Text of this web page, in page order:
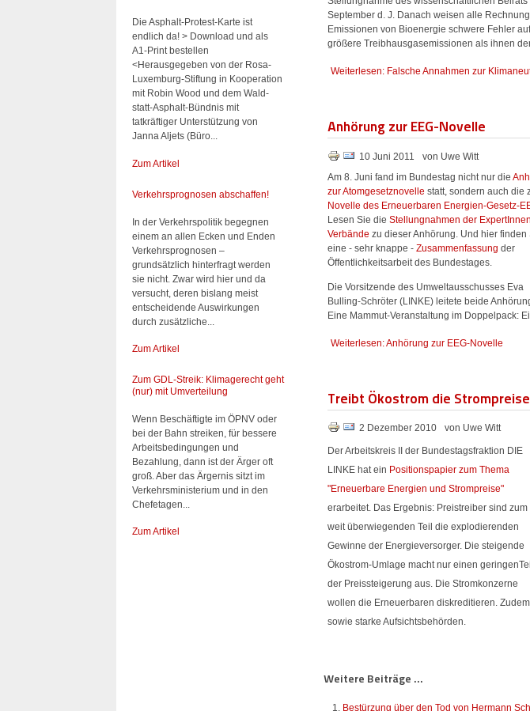
Die Asphalt-Protest-Karte ist
endlich da! > Download und als
A1-Print bestellen
<Herausgegeben von der Rosa-
Luxemburg-Stiftung in Kooperation
mit Robin Wood und dem Wald-
statt-Asphalt-Bündnis mit
tatkräftiger Unterstützung von
Janna Aljets (Büro...
Zum Artikel
Verkehrsprognosen abschaffen!
In der Verkehrspolitik begegnen
einem an allen Ecken und Enden
Verkehrsprognosen –
grundsätzlich hinterfragt werden
sie nicht. Zwar wird hier und da
versucht, deren bislang meist
entscheidende Auswirkungen
durch zusätzliche...
Zum Artikel
Zum GDL-Streik: Klimagerecht geht
(nur) mit Umverteilung
Wenn Beschäftigte im ÖPNV oder
bei der Bahn streiken, für bessere
Arbeitsbedingungen und
Bezahlung, dann ist der Ärger oft
groß. Aber das Ärgernis sitzt im
Verkehrsministerium und in den
Chefetagen...
Zum Artikel
September d. J. Danach weisen alle
Emissionen von Bioenergie schwere Fehler
größere Treibhausgasemissionen als ihnen
Weiterlesen: Falsche Annahmen zur
Anhörung zur EEG-Novelle
10 Juni 2011
von Uwe Witt
Am 8. Juni fand im Bundestag nicht nur die
zur Atomgesetznovelle statt, sondern auch die
Novelle des Erneuerbaren Energien-Gesetz-
Lesen Sie dieStellungnahmen der
Verbände zu dieser Anhörung. Und hier finden
eine - sehr knappe -Zusammenfassungder
Öffentlichkeitsarbeit des Bundestages.
Die Vorsitzende des Umweltausschusses Eva
Bulling-Schröter (LINKE) leitete beide
Eine Mammut-Veranstaltung im Doppelpack:
Weiterlesen: Anhörung zur EEG-Novelle
Treibt Ökostrom die
2 Dezember 2010 von Uwe Witt
Der Arbeitskreis II der Bundestagsfraktion DIE
LINKE hat ein Positionspapier zum Thema
"Erneuerbare Energien und Strompreise"
erarbeitet. Das Ergebnis: Preistreiber sind zum
weit überwiegenden Teil die explodierenden
Gewinne der Energieversorger. Die steigende
Ökostrom-Umlage macht nur einen geringenTeil
der Preissteigerung aus. Die Stromkonzerne
wollen die Erneuerbaren diskreditieren.
sowie starke Aufsichtsbehörden.
Weitere Beiträge ...
Bestürzung über den Tod von Hermann